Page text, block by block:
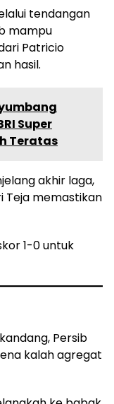
tendangan
mampu
Patricio
hasil.
Super
Teratas
akhir laga,
Teja memastikan
1-0 untuk
Persib
kalah agregat